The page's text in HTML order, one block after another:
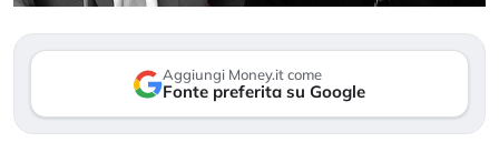
Aggiungi Money.it come
Fonte preferita su Google